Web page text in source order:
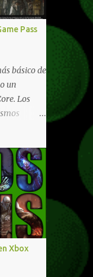
con las
o en
dudas
en Xbox .
de
puede
Ofertas -
One
Pass
básico de
un
Los
como
para
están en
hasta
para
se
Game
Xbox